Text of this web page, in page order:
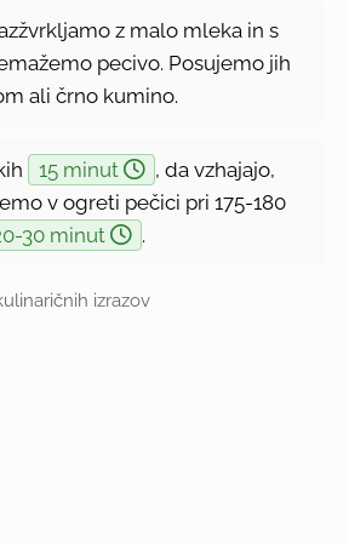
z malo mleka in s
pecivo. Posujemo jih
ali črno kumino.
15 minut
, da vzhajajo,
v ogreti pečici pri 175-180
30 minut .
izrazov